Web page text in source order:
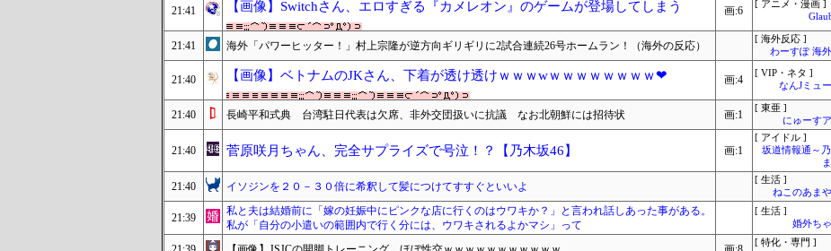
21:41 【画像】Switchさん、エロすぎる『カメレオン』のゲームが登場してしまう 画:6
[ アニメ・漫画 ]
21:41 海外「パワーヒッター！」村上宗隆が逆方向ギリギリに2試合連続26号ホームラン！（海外の反応）
[ 海外反応 ]
わーすぽ 海
21:40 【画像】ベトナムのJKさん、下着が透け透けｗｗｗwｗｗｗｗｗｗｗｗ❤ 画:4
[ VIP・ネタ ]
なんJミュ
21:40 長崎平和式典 台湾駐日代表は欠席、非外交団扱いに抗議 なお北朝鮮には招待状 画:1
[ 東亜 ]
にゅーす
21:40 菅原咲月ちゃん、完全サプライズで号泣！？【乃木坂46】 画:1
[ アイドル ]
坂道情報通～
21:40 イソジンを２０－３０倍に希釈して髪につけてすすぐといいよ
[ 生活 ]
ねこのあま
21:39
私と夫は結婚前に「嫁の妊娠中にピンクな店に行くのはウワキか？」と言われ話しあった事がある。
私が「自分の小遣いの範囲内で行く分には、ウワキされるよかマシ」って
[ 生活 ]
婚外ち
[ 特化・専門 ]